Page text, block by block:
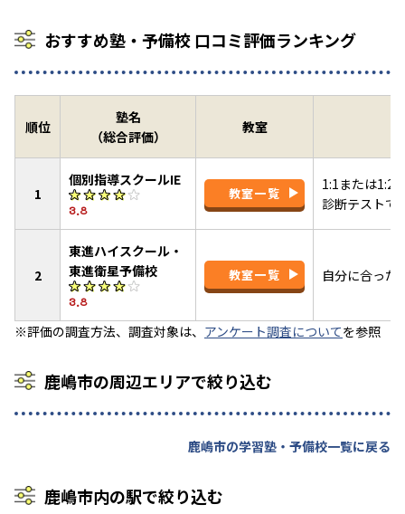
おすすめ塾・予備校 口コミ評価ランキング
順位
塾名
（総合評価）
教室
1
個別指導スクールIE
3.8
教室一覧
1:1または1:2
診断テストで
2
東進ハイスクール・
東進衛星予備校
3.8
教室一覧 自分に合った
※評価の調査方法、調査対象は、 アンケート調査についてを参照
鹿嶋市の周辺エリアで絞り込む
鹿嶋市の学習塾・予備校一覧に戻る
鹿嶋市内の駅で絞り込む